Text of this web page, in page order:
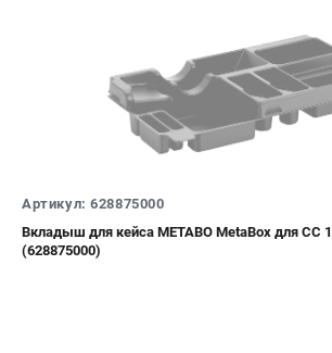
Артикул: 628875000
Вкладыш для кейса METABO MetaBox для CC
(628875000)